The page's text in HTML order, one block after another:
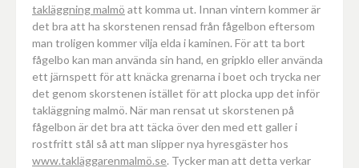
takläggning malmö att komma ut. Innan vintern kommer är
det bra att ha skorstenen rensad från fågelbon eftersom
man troligen kommer vilja elda i kaminen. För att ta bort
fågelbo kan man använda sin hand, en gripklo eller använda
ett järnspett för att knäcka grenarna i boet och trycka ner
det genom skorstenen istället för att plocka upp det inför
takläggning malmö. När man rensat ut skorstenen på
fågelbon är det bra att täcka över den med ett galler i
rostfritt stål så att man slipper nya hyresgäster hos
www.takläggarenmalmö.se. Tycker man att detta verkar